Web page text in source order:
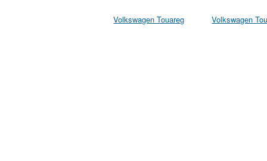
Volkswagen Touareg Volkswagen